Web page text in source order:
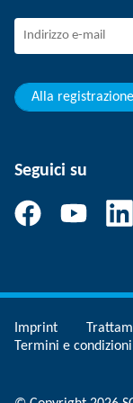
Giovani professionisti
Apprendista
Alla registrazione
Seguici su
Imprint
Termini e